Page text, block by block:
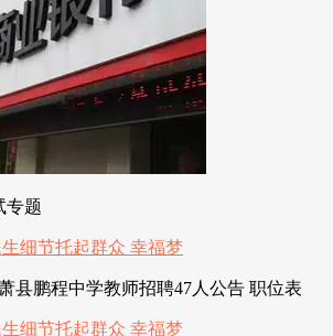
专题
县鹏程中学教师招聘47人公告 职位表